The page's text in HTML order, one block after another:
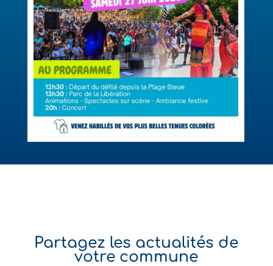
Partagez les actualités de
votre commune